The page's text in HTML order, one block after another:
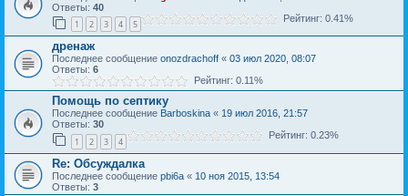
Ответы: 40
1 2 3 4 5
Рейтинг: 0.41%
дренаж
Последнее сообщение onozdrachoff « 03 июл 2020, 08:07
Ответы: 6
Рейтинг: 0.11%
Помощь по септику
Последнее сообщение Barboskina « 19 июл 2016, 21:57
Ответы: 30
1 2 3 4
Рейтинг: 0.23%
Re: Обсуждалка
Последнее сообщение pbi6a « 10 ноя 2015, 13:54
Ответы: 3